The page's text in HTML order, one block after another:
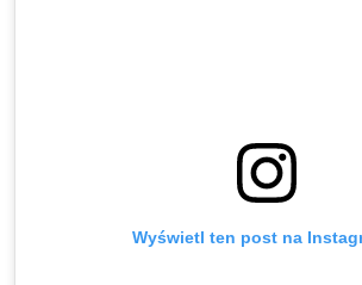
Wyświetl ten post na